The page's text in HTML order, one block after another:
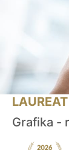
Grafika -